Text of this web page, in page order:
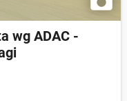
wg ADAC -